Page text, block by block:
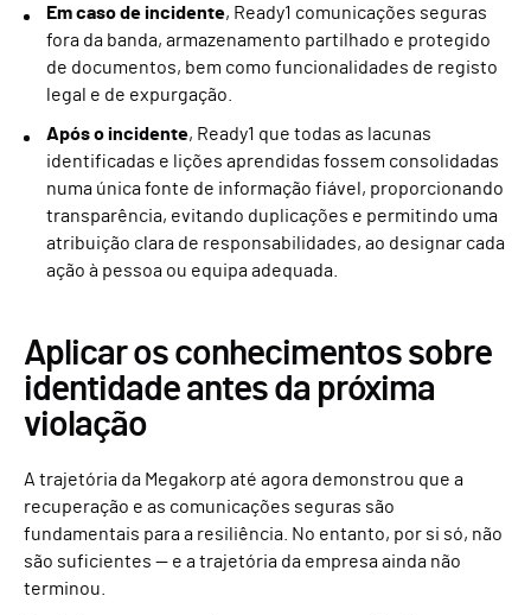
Em caso de incidente, Ready1 comunicações seguras
fora da banda, armazenamento partilhado e protegido
de documentos, bem como funcionalidades de registo
legal e de expurgação.
Após o incidente, Ready1 que todas as lacunas
identificadas e lições aprendidas fossem consolidadas
numa única fonte de informação fiável, proporcionando
transparência, evitando duplicações e permitindo uma
atribuição clara de responsabilidades, ao designar cada
ação à pessoa ou equipa adequada.
Aplicar os conhecimentos sobre
identidade antes da próxima
violação
A trajetória da Megakorp até agora demonstrou que a
recuperação e as comunicações seguras são
fundamentais para a resiliência. No entanto, por si só, não
são suficientes — e a trajetória da empresa ainda não
terminou.